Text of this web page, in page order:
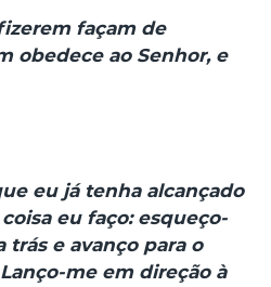
façam de
obedece ao Senhor, e
eu já tenha alcançado
eu faço: esqueço-
e avanço para o
me em direção à